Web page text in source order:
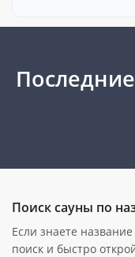
Поиск сауны по
Если знаете
поиск и быстро